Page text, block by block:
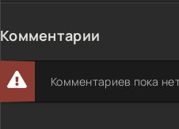
Комментарии
Комментариев пока